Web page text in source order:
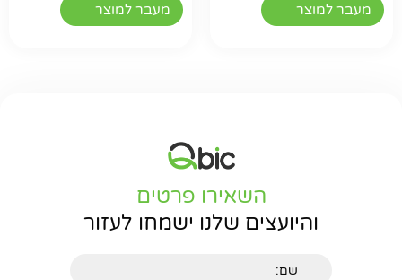
מעבר למוצר מעבר למוצר
השאירו פרטים
והיועצים שלנו ישמחו לעזור